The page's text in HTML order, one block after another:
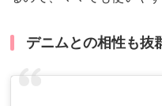
デニムとの相性も抜